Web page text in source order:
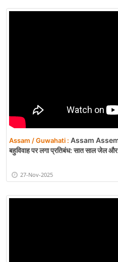
Assam / Guwahati : Assam
बहुविवाह पर लगा प्रतिबंध: सात साल जेल और
27-Nov-2025